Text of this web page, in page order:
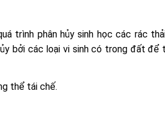
trình phân hủy sinh học các rác
bởi các loại vi sinh có trong đất
thể tái chế.